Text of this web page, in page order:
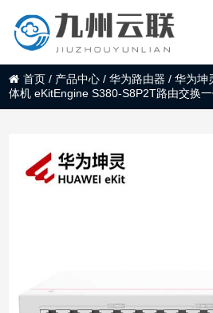
首页 / 产品中心 /华为路由器 /华为坤
体机 eKitEngine S380-S8P2T路由交换